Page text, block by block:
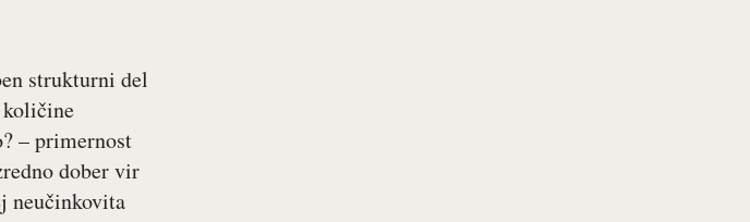
strukturni del
– primernost
dober vir
neučinkovita